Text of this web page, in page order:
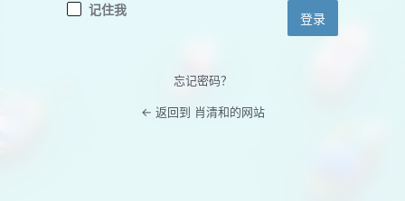
记住我
忘记密码？
← 返回到 肖清和的网站